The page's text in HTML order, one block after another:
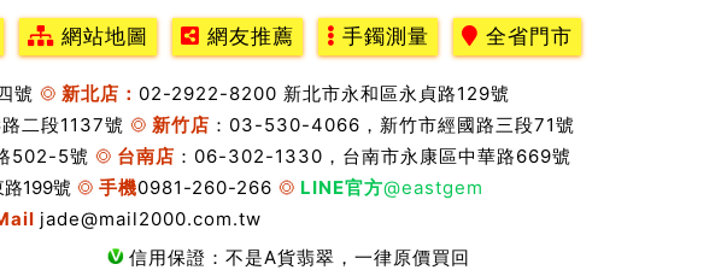
網站地圖 網友推薦 手鐲測量 全省門市
號 新北店： 02-2922-8200 新北市永和區永貞路129號
二段1137號 新竹店 ：03-530-4066，新竹市經國路三段71號
502-5號 台南店 ：06-302-1330，台南市永康區中華路669號
199號 手機0981-260-266 LINE官方@eastgem
jade@mail2000.com.tw
信用保證：不是A貨翡翠，一律原價買回